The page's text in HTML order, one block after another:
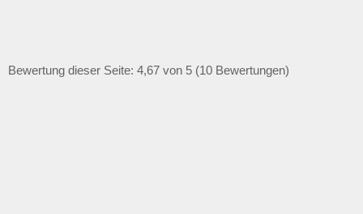
Bewertung dieser Seite: 4,67 von 5 (10 Bewertungen)